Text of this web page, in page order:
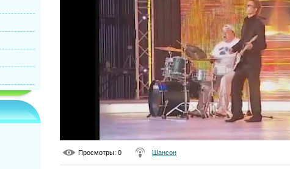
Просмотры: 0 Шансон